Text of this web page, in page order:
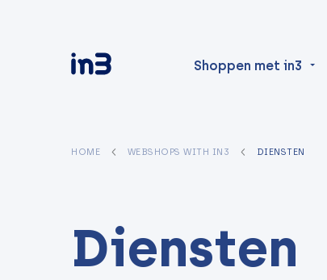
Shoppen met in3
HOME WEBSHOPS WITH IN3 DIENSTEN
Diensten